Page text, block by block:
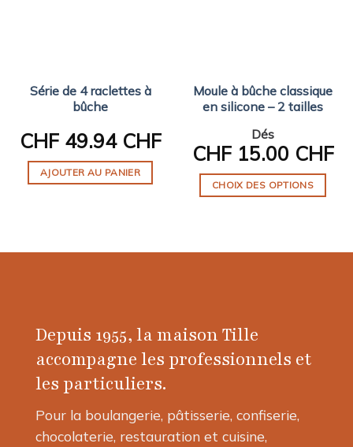
Série de 4 raclettes à
bûche
CHF49.94 CHF
AJOUTER AU PANIER
Moule à bûche classique
en silicone – 2 tailles
Dés
CHF15.00 CHF
CHOIX DES OPTIONS
être
choisies
page
du
Depuis 1955, la maison Tille
accompagne les professionnels et
les particuliers.
Pour la boulangerie, pâtisserie, confiserie,
chocolaterie, restauration et cuisine,